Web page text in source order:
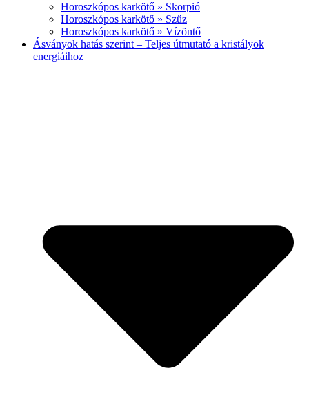
Horoszkópos karkötő » Skorpió
Horoszkópos karkötő » Szűz
Horoszkópos karkötő » Vízöntő
Ásványok hatás szerint – Teljes útmutató a kristályok
energiáihoz